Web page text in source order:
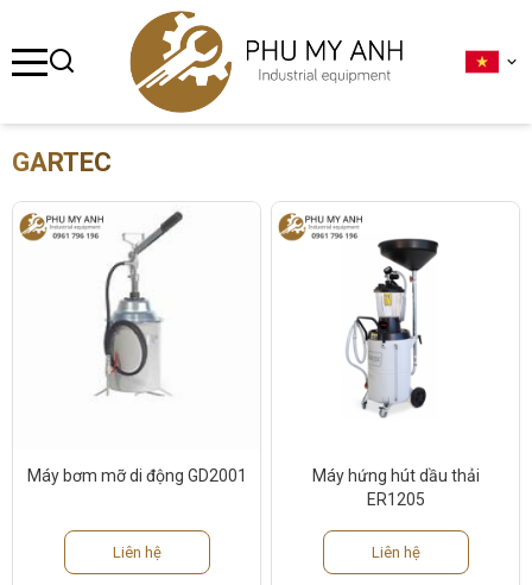
GARTEC
Máy bơm mỡ di động GD2001
Liên hệ
Máy hứng hút dầu thải
ER1205
Liên hệ